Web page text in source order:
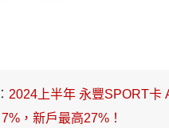
2024上半年 永豐SPORT卡
，新戶最高27%！